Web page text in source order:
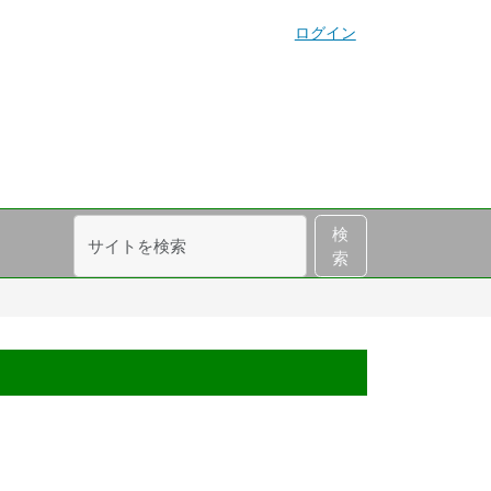
ログイン
イ
ト
検
索
細
検